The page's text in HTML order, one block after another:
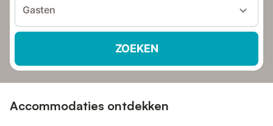
Gasten
ZOEKEN
Accommodaties ontdekken